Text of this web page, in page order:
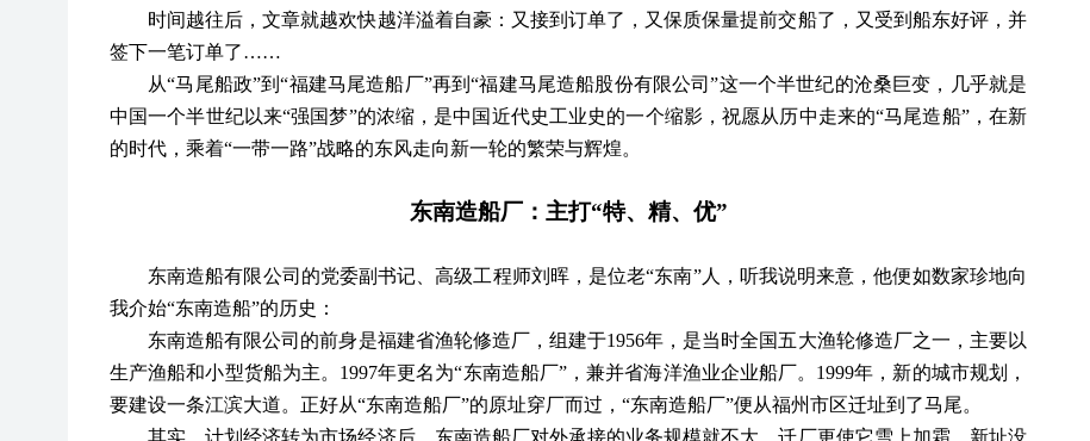
时间越往后，文章就越欢快越洋溢着自豪：又接到订单了，又保质保量提前交船了，又受到船东好评，并
签下一笔订单了……
从“马尾船政”到“福建马尾造船厂”再到“福建马尾造船股份有限公司”这一个半世纪的沧桑巨变，几乎就是
中国一个半世纪以来“强国梦”的浓缩，是中国近代史工业史的一个缩影，祝愿从历中走来的“马尾造船”，在新
的时代，乘着“一带一路”战略的东风走向新一轮的繁荣与辉煌。
东南造船厂：主打“特、精、优”
东南造船有限公司的党委副书记、高级工程师刘晖，是位老“东南”人，听我说明来意，他便如数家珍地向
我介始“东南造船”的历史：
东南造船有限公司的前身是福建省渔轮修造厂，组建于1956年，是当时全国五大渔轮修造厂之一，主要以
生产渔船和小型货船为主。1997年更名为“东南造船厂”，兼并省海洋渔业企业船厂。1999年，新的城市规划，
要建设一条江滨大道。正好从“东南造船厂”的原址穿厂而过，“东南造船厂”便从福州市区迁址到了马尾。
其实，计划经济转为市场经济后，东南造船厂对外承接的业务规模就不大。迁厂更使它雪上加霜。新址没